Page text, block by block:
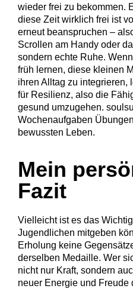
wieder frei zu bekommen.
diese Zeit wirklich frei ist
erneut beanspruchen –
Scrollen am Handy oder
sondern echte Ruhe.
früh lernen, diese kleinen
ihren Alltag zu integrieren,
für Resilienz, also die
gesund umzugehen.
Wochenaufgaben
bewussten Leben.
Mein
Fazit
Vielleicht ist es das
Jugendlichen mitgeben
Erholung keine
derselben Medaille. Wer
nicht nur Kraft, sondern
neuer Energie und Freude